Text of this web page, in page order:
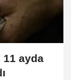
11 ayda